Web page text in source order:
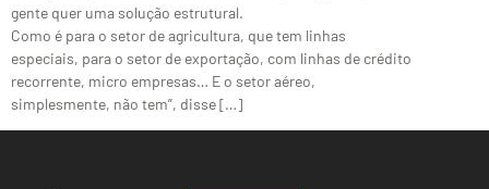
gente quer uma solução estrutural.
Como é para o setor de agricultura, que tem linhas
especiais, para o setor de exportação, com linhas de crédito
recorrente, micro empresas… E o setor aéreo,
simplesmente, não tem”, disse […]